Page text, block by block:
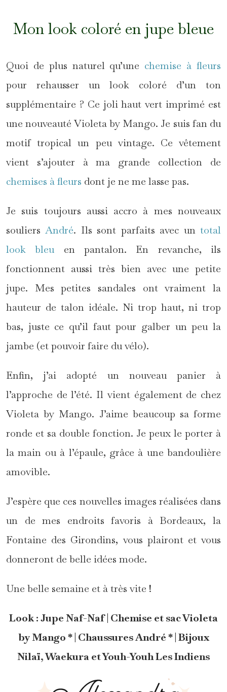
Mon look coloré en jupe bleue
Quoi de plus naturel qu’une chemise à fleurs
pour rehausser un look coloré d’un ton
supplémentaire ? Ce joli haut vert imprimé est
une nouveauté Violeta by Mango. Je suis fan du
motif tropical un peu vintage. Ce vêtement
vient s’ajouter à ma grande collection de
chemises à fleurs dont je ne me lasse pas.
Je suis toujours aussi accro à mes nouveaux
souliersAndré. Ils sont parfaits avec untotal
look bleu en pantalon. En revanche, ils
fonctionnent aussi très bien avec une petite
jupe. Mes petites sandales ont vraiment la
hauteur de talon idéale. Ni trop haut, ni trop
bas, juste ce qu’il faut pour galber un peu la
jambe (et pouvoir faire du vélo).
Enfin, j’ai adopté un nouveau panier à
l’approche de l’été. Il vient également de chez
Violeta by Mango. J’aime beaucoup sa forme
ronde et sa double fonction. Je peux le porter à
la main ou à l’épaule, grâce à une bandoulière
amovible.
J’espère que ces nouvelles images réalisées dans
un de mes endroits favoris à Bordeaux, la
Fontaine des Girondins, vous plairont et vous
donneront de belle idées mode.
Une belle semaine et à très vite !
Look : Jupe Naf-Naf | Chemise et sac Violeta
by Mango * | Chaussures André * | Bijoux
Nilaï, Waekura et Youh-Youh Les Indiens